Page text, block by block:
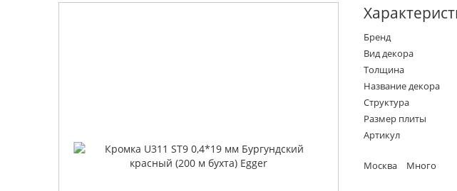
Бренд
Вид декора
Толщина
Название декора
Структура
Размер плиты
Артикул
Москва Много